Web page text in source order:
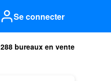
Se connecter
288 bureaux en vente